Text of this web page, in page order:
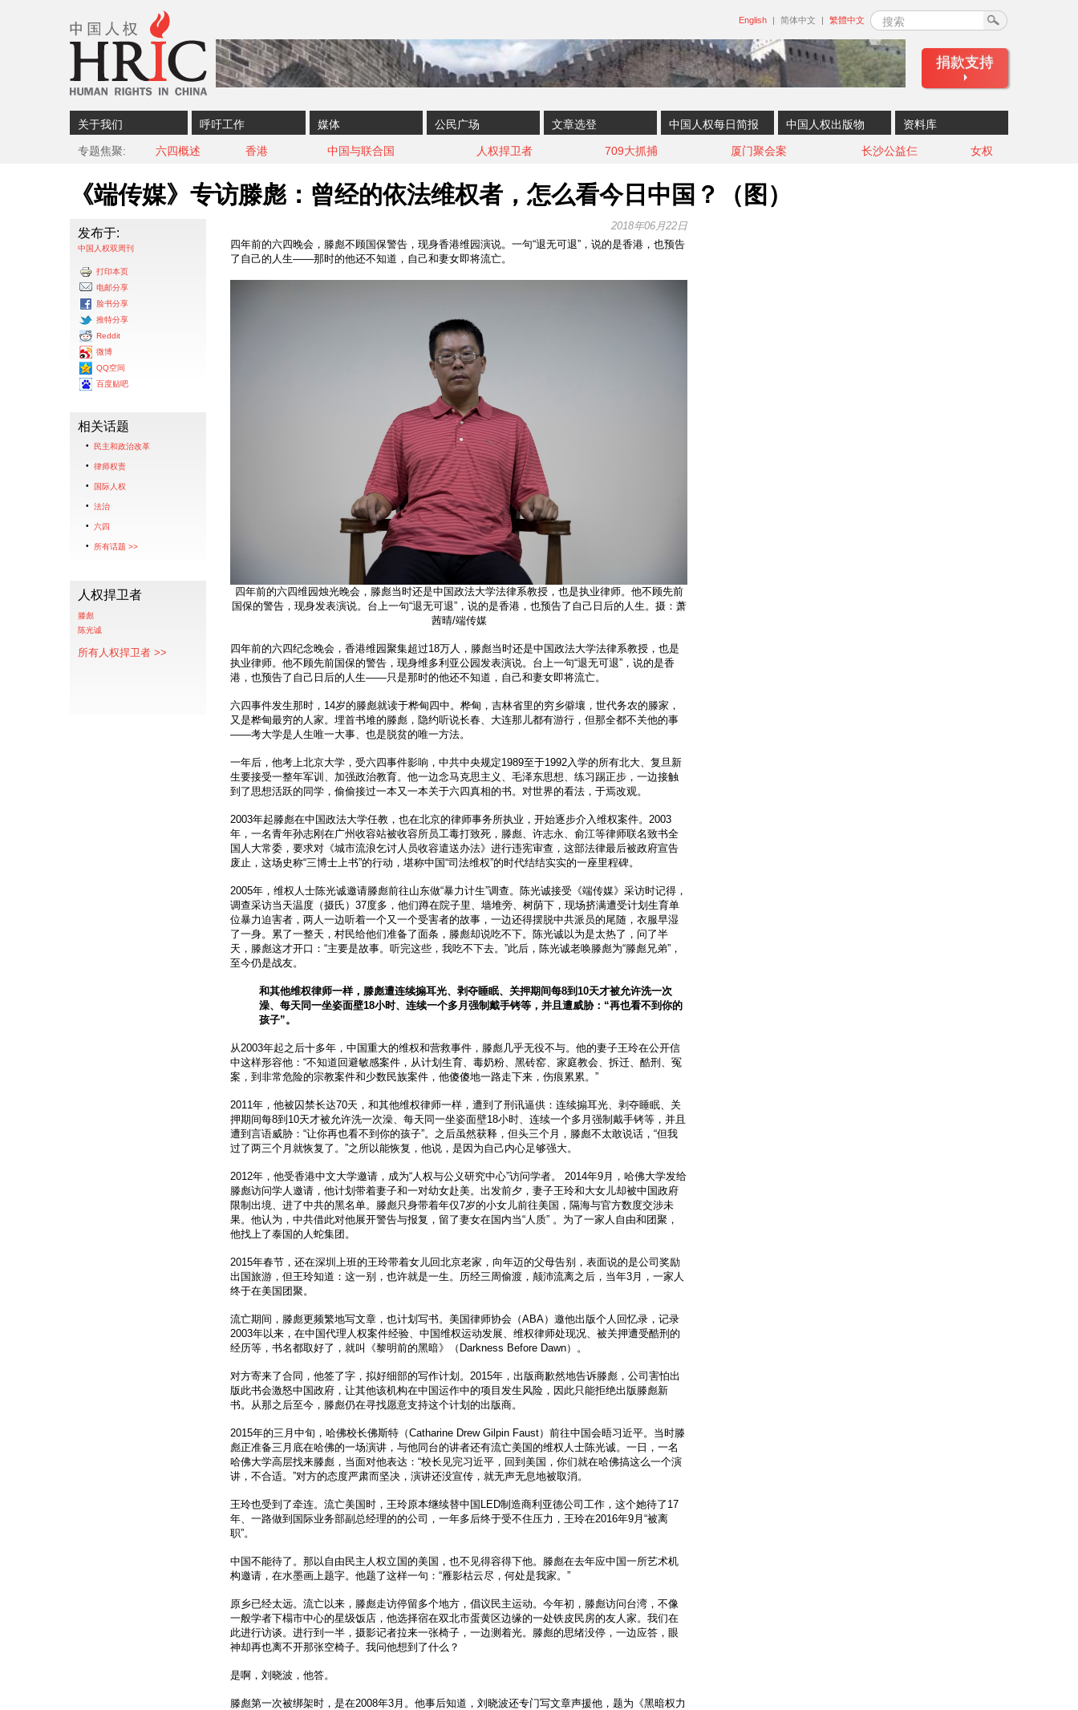
搜索
English 简体中文 繁體中文
捐款支持
关于我们 呼吁工作 媒体 公民广场 文章选登 中国人权每日简报 中国人权出版物 资料库
专题焦聚 六四概述 香港 中国与联合国 人权捍卫者 709大抓捕 厦门聚会案 长沙公益仨 女权
《端传媒》专访滕彪：曾经的依法维权者，怎么看今日中国？（图）
发布于:
中国人权双周刊
打印本页
电邮分享
脸书分享
推特分享
Reddit
微博
QQ空间
百度贴吧
相关话题
民主和政治改革
律师权责
国际人权
法治
六四
所有话题 >>
人权捍卫者
滕彪
陈光诚
所有人权捍卫者 >>
2018年06月22日
四年前的六四晚会，滕彪不顾国保警告，现身香港维园演说。一句“退无可退”，说的是香港，也预告
了自己的人生——那时的他还不知道，自己和妻女即将流亡。
四年前的六四维园烛光晚会，滕彪当时还是中国政法大学法律系教授，也是执业律师。他不顾先前
国保的警告，现身发表演说。台上一句“退无可退”，说的是香港，也预告了自己日后的人生。摄：萧
茜晴/端传媒
四年前的六四纪念晚会，香港维园聚集超过18万人，滕彪当时还是中国政法大学法律系教授，也是
执业律师。他不顾先前国保的警告，现身维多利亚公园发表演说。台上一句“退无可退”，说的是香
港，也预告了自己日后的人生——只是那时的他还不知道，自己和妻女即将流亡。
六四事件发生那时，14岁的滕彪就读于桦甸四中。桦甸，吉林省里的穷乡僻壤，世代务农的滕家，
又是桦甸最穷的人家。埋首书堆的滕彪，隐约听说长春、大连那儿都有游行，但那全都不关他的事
——考大学是人生唯一大事、也是脱贫的唯一方法。
一年后，他考上北京大学，受六四事件影响，中共中央规定1989至于1992入学的所有北大、复旦新
生要接受一整年军训、加强政治教育。他一边念马克思主义、毛泽东思想、练习踢正步，一边接触
到了思想活跃的同学，偷偷接过一本又一本关于六四真相的书。对世界的看法，于焉改观。
2003年起滕彪在中国政法大学任教，也在北京的律师事务所执业，开始逐步介入维权案件。2003
年，一名青年孙志刚在广州收容站被收容所员工毒打致死，滕彪、许志永、俞江等律师联名致书全
国人大常委，要求对《城市流浪乞讨人员收容遣送办法》进行违宪审查，这部法律最后被政府宣告
废止，这场史称“三博士上书”的行动，堪称中国“司法维权”的时代结结实实的一座里程碑。
2005年，维权人士陈光诚邀请滕彪前往山东做“暴力计生”调查。陈光诚接受《端传媒》采访时记得，
调查采访当天温度（摄氏）37度多，他们蹲在院子里、墙堆旁、树荫下，现场挤满遭受计划生育单
位暴力迫害者，两人一边听着一个又一个受害者的故事，一边还得摆脱中共派员的尾随，衣服早湿
了一身。累了一整天，村民给他们准备了面条，滕彪却说吃不下。陈光诚以为是太热了，问了半
天，滕彪这才开口：“主要是故事。听完这些，我吃不下去。”此后，陈光诚老唤滕彪为“滕彪兄弟”，
至今仍是战友。
和其他维权律师一样，滕彪遭连续搧耳光、剥夺睡眠、关押期间每8到10天才被允许洗一次
澡、每天同一坐姿面壁18小时、连续一个多月强制戴手铐等，并且遭威胁：“再也看不到你的
孩子”。
从2003年起之后十多年，中国重大的维权和营救事件，滕彪几乎无役不与。他的妻子王玲在公开信
中这样形容他：“不知道回避敏感案件，从计划生育、毒奶粉、黑砖窑、家庭教会、拆迁、酷刑、冤
案，到非常危险的宗教案件和少数民族案件，他傻傻地一路走下来，伤痕累累。”
2011年，他被囚禁长达70天，和其他维权律师一样，遭到了刑讯逼供：连续搧耳光、剥夺睡眠、关
押期间每8到10天才被允许洗一次澡、每天同一坐姿面壁18小时、连续一个多月强制戴手铐等，并且
遭到言语威胁：“让你再也看不到你的孩子”。之后虽然获释，但头三个月，滕彪不太敢说话，“但我
过了两三个月就恢复了。”之所以能恢复，他说，是因为自己内心足够强大。
2012年，他受香港中文大学邀请，成为“人权与公义研究中心”访问学者。 2014年9月，哈佛大学发给
滕彪访问学人邀请，他计划带着妻子和一对幼女赴美。出发前夕，妻子王玲和大女儿却被中国政府
限制出境、进了中共的黑名单。滕彪只身带着年仅7岁的小女儿前往美国，隔海与官方数度交涉未
果。他认为，中共借此对他展开警告与报复，留了妻女在国内当“人质” 。为了一家人自由和团聚，
他找上了泰国的人蛇集团。
2015年春节，还在深圳上班的王玲带着女儿回北京老家，向年迈的父母告别，表面说的是公司奖励
出国旅游，但王玲知道：这一别，也许就是一生。历经三周偷渡，颠沛流离之后，当年3月，一家人
终于在美国团聚。
流亡期间，滕彪更频繁地写文章，也计划写书。美国律师协会（ABA）邀他出版个人回忆录，记录
2003年以来，在中国代理人权案件经验、中国维权运动发展、维权律师处现况、被关押遭受酷刑的
经历等，书名都取好了，就叫《黎明前的黑暗》（Darkness Before Dawn）。
对方寄来了合同，他签了字，拟好细部的写作计划。2015年，出版商歉然地告诉滕彪，公司害怕出
版此书会激怒中国政府，让其他该机构在中国运作中的项目发生风险，因此只能拒绝出版滕彪新
书。从那之后至今，滕彪仍在寻找愿意支持这个计划的出版商。
2015年的三月中旬，哈佛校长佛斯特（Catharine Drew Gilpin Faust）前往中国会晤习近平。当时滕
彪正准备三月底在哈佛的一场演讲，与他同台的讲者还有流亡美国的维权人士陈光诚。一日，一名
哈佛大学高层找来滕彪，当面对他表达：“校长见完习近平，回到美国，你们就在哈佛搞这么一个演
讲，不合适。”对方的态度严肃而坚决，演讲还没宣传，就无声无息地被取消。
王玲也受到了牵连。流亡美国时，王玲原本继续替中国LED制造商利亚德公司工作，这个她待了17
年、一路做到国际业务部副总经理的的公司，一年多后终于受不住压力，王玲在2016年9月“被离
职”。
中国不能待了。那以自由民主人权立国的美国，也不见得容得下他。滕彪在去年应中国一所艺术机
构邀请，在水墨画上题字。他题了这样一句：“雁影枯云尽，何处是我家。”
原乡已经太远。流亡以来，滕彪走访停留多个地方，倡议民主运动。今年初，滕彪访问台湾，不像
一般学者下榻市中心的星级饭店，他选择宿在双北市蛋黄区边缘的一处铁皮民房的友人家。我们在
此进行访谈。进行到一半，摄影记者拉来一张椅子，一边测着光。滕彪的思绪没停，一边应答，眼
神却再也离不开那张空椅子。我问他想到了什么？
是啊，刘晓波，他答。
滕彪第一次被绑架时，是在2008年3月。他事后知道，刘晓波还专门写文章声援他，题为《黑暗权力